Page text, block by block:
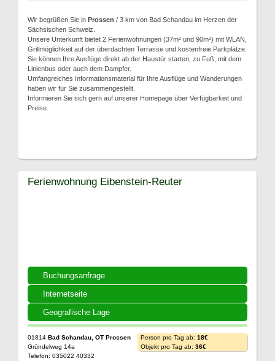
Wir begrüßen Sie in Prossen / 3 km von Bad Schandau im Herzen der
Sächsischen Schweiz.
Unsere Unterkunft bietet 2 Ferienwohnungen (37m² und 90m²) mit WLAN,
Grillmöglichkeit auf der überdachten Terrasse und kostenfreie Parkplätze.
Sie können Ihre Ausflüge direkt ab der Haustür starten, zu Fuß, mit dem
Linienbus oder auch dem Dampfer.
Umfangreiches Informationsmaterial für Ihre Ausflüge und Wanderungen
haben wir für Sie zusammengestellt.
Informieren Sie sich gern auf unserer Homepage über Verfügbarkeit und
Preise.
Buchungsanfrage
Internetseite
Geografische Lage
Ferienwohnung Eibenstein-Reuter
01814 Bad Schandau, OT Prossen
Gründelweg 14a
Telefon: 035022 40332
Person pro Tag ab: 18€
Objekt pro Tag ab: 36€